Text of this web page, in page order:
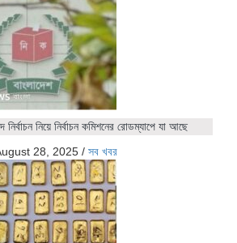
নিয়ে নির্বাচন কমিশনের রোডম্যাপে যা আছে
28, 2025 / সব খবর